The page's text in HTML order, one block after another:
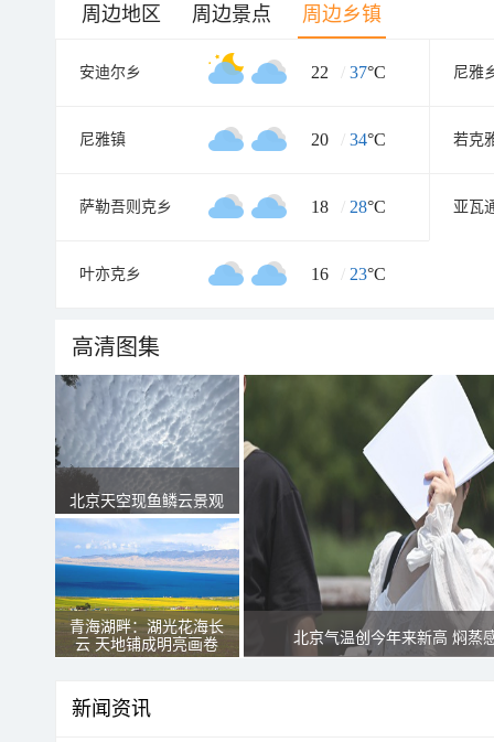
周边地区 周边景点 周边乡镇
安迪尔乡 22 / 37°C 尼雅
尼雅镇 20 / 34°C 若克
萨勒吾则克乡 18 / 28°C 亚瓦
叶亦克乡 16 / 23°C
高清图集
北京天空现鱼鳞云景观
青海湖畔：湖光花海长
云 天地铺成明亮画卷
北京气温创今年来新高 焖蒸
新闻资讯